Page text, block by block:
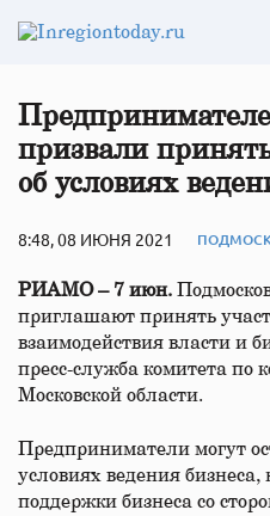
призвали
об условиях
8:48, 08 ИЮНЯ 2021
РИАМО – 7 июн.
приглашают принять
взаимодействия власти и
пресс-служба комитета по
Московской области.
Предприниматели могут
условиях ведения
поддержки бизнеса со